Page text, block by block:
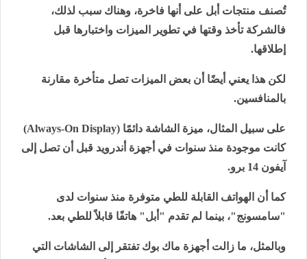
تُصنف منتجات أبل على أنها فاخرة، وهناك سبب لذلك،
فالشركة تأخذ وقتها في تطوير الميزات واختبارها قبل
إطلاقها.
لكن هذا يعني أيضًا أن بعض الميزات تصل متأخرة مقارنة
بالمنافسين.
على سبيل المثال، ميزة الشاشة دائمًا (Always-On Display
)
كانت موجودة منذ سنوات في أجهزة أندرويد قبل أن تصل إلى
آيفون 14 برو.
كما أن الهواتف القابلة للطي متوفرة منذ سنوات لدى
"سامسونج"، بينما لم تقدم "أبل" هاتفًا قابلاً للطي بعد.
وبالمثل، ما زالت أجهزة ماك بوك تفتقر إلى الشاشات التي